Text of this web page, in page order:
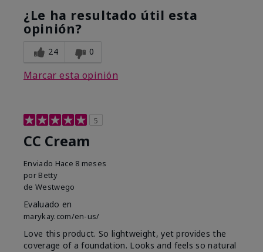
¿Le ha resultado útil esta
opinión?
24 0
Marcar esta opinión
5
CC Cream
Enviado Hace 8 meses
por Betty
de Westwego
Evaluado en
marykay.com/en-us/
Love this product. So lightweight, yet provides the
coverage of a foundation. Looks and feels so natural